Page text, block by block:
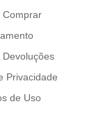
Comprar
Devoluções
Privacidade
de Uso